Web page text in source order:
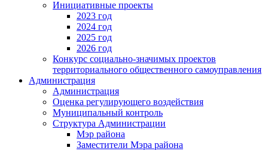
Инициативные проекты
2023 год
2024 год
2025 год
2026 год
Конкурс социально-значимых проектов
территориального общественного самоуправления
Администрация
Администрация
Оценка регулирующего воздействия
Муниципальный контроль
Структура Администрации
Мэр района
Заместители Мэра района